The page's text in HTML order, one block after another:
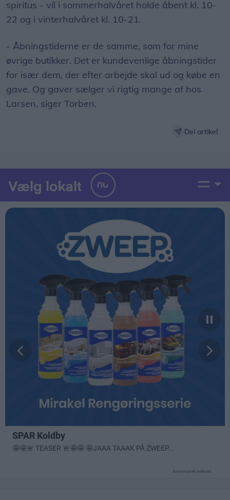
spiritus - vil i sommerhalvåret holde åbent kl. 10-
22 og i vinterhalvåret kl. 10-21.
- Åbningstiderne er de samme, som for mine
øvrige butikker. Det er kundevenlige åbningstider
for især dem, der efter arbejde skal ud og købe en
gave. Og gaver sælger vi rigtig mange af hos
Larsen, siger Torben.
Del artikel
Annonceret indhold